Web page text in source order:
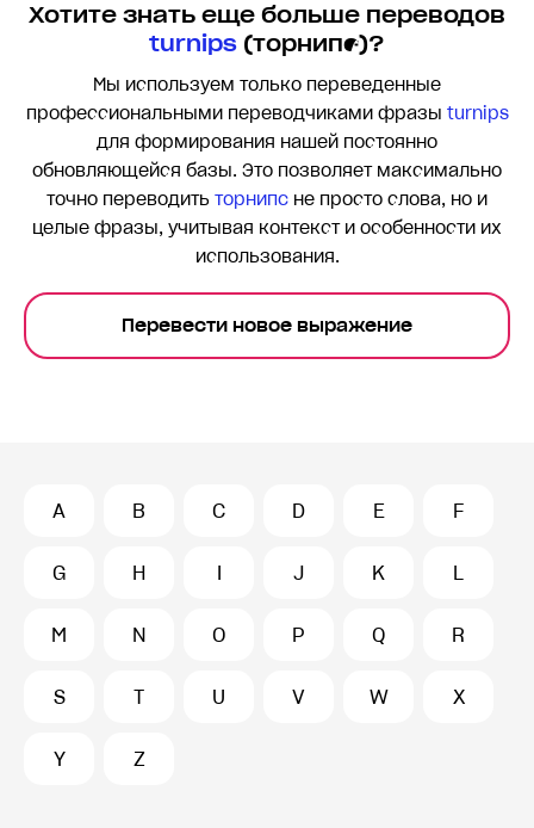
Хотите знать еще больше переводов
turnips (торнипс)?
Мы используем только переведенные
профессиональными переводчиками фразы turnips
для формирования нашей постоянно
обновляющейся базы. Это позволяет максимально
точно переводить торнипс не просто слова, но и
целые фразы, учитывая контекст и особенности их
использования.
Перевести новое выражение
A B C D E F
G H I J K L
M N O P Q R
S T U V W X
Y Z